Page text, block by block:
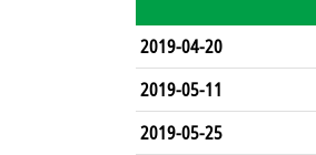
2019-04-20
2019-05-11
2019-05-25